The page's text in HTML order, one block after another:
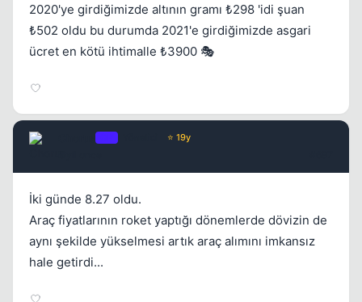
2020'ye girdiğimizde altının gramı ₺298 'idi şuan
₺502 oldu bu durumda 2021'e girdiğimizde asgari
ücret en kötü ihtimalle ₺3900 🎭
⭐ 19y
İki günde 8.27 oldu.
Araç fiyatlarının roket yaptığı dönemlerde dövizin de
aynı şekilde yükselmesi artık araç alımını imkansız
hale getirdi...